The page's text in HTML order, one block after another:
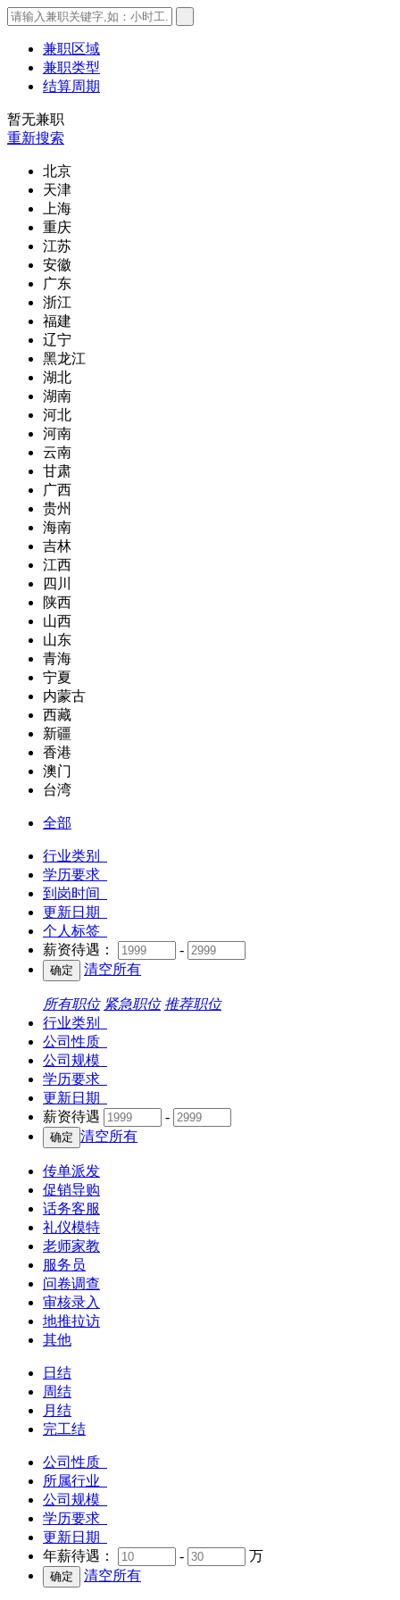
兼职区域
兼职类型
结算周期
暂无兼职
重新搜索
北京
天津
上海
重庆
江苏
安徽
广东
浙江
福建
辽宁
黑龙江
湖北
湖南
河北
河南
云南
甘肃
广西
贵州
海南
吉林
江西
四川
陕西
山西
山东
青海
宁夏
内蒙古
西藏
新疆
香港
澳门
台湾
全部
行业类别
学历要求
到岗时间
更新日期
个人标签
薪资待遇：
-
清空所有
所有职位 紧急职位 推荐职位
行业类别
公司性质
公司规模
学历要求
更新日期
薪资待遇
-
清空所有
传单派发
促销导购
话务客服
礼仪模特
老师家教
服务员
问卷调查
审核录入
地推拉访
其他
日结
周结
月结
完工结
公司性质
所属行业
公司规模
学历要求
更新日期
年薪待遇：
-
万
清空所有